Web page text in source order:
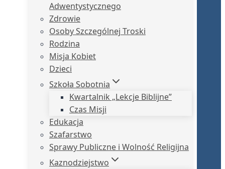
Adwentystycznego
Zdrowie
Osoby Szczególnej Troski
Rodzina
Misja Kobiet
Dzieci
Szkoła Sobotnia
Kwartalnik „Lekcje Biblijne”
Czas Misji
Edukacja
Szafarstwo
Sprawy Publiczne i Wolność Religijna
Kaznodziejstwo